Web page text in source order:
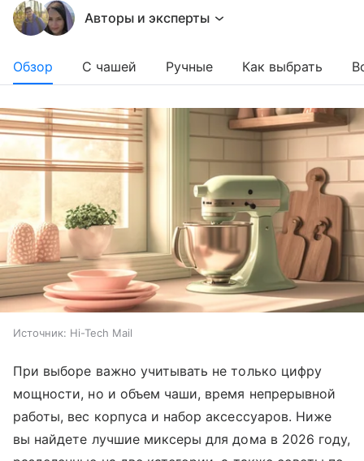
Авторы и эксперты
Обзор С чашей Ручные Как выбрать
Источник: Hi-Tech Mail
При выборе важно учитывать не только цифру
мощности, но и объем чаши, время непрерывной
работы, вес корпуса и набор аксессуаров. Ниже
вы найдете лучшие миксеры для дома в 2026 году,